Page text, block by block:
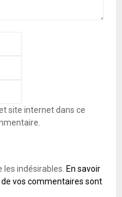
site internet dans ce
indésirables. En savoir
vos commentaires sont